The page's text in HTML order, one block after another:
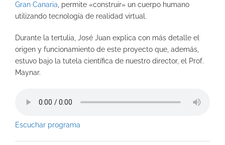
Gran Canaria, permite «construir» un cuerpo humano
utilizando tecnología de realidad virtual.
Durante la tertulia, José Juan explica con más detalle el
origen y funcionamiento de este proyecto que, además,
estuvo bajo la tutela científica de nuestro director, el Prof.
Maynar.
Escuchar programa